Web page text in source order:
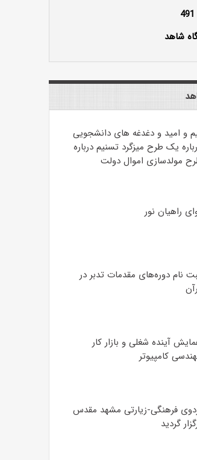
شاهد
و امید و دغدغه های دانشجویی
یک طرح میزگرد تسنیم درباره
مولدسازی اموال دولت
راهیان نور
نام دوره‌های مقدمات تدبر در
آینده شغلی و بازار کار
کامپیوتر
فرهنگی-زیارتی مشهد مقدس
گردید